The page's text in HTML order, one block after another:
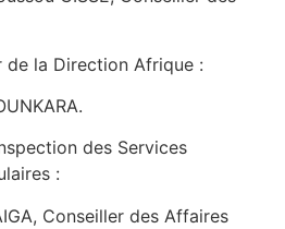
de la Direction Afrique :
des Services
:
Conseiller des Affaires